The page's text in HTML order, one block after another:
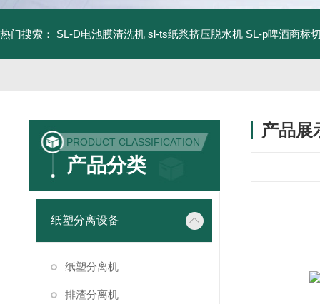
热门搜索： SL-D电池膜清洗机 sl-ts纸浆挤压脱水机 SL-p啤酒商标
PRODUCT CLASSIFICATION
产品分类
纸塑分离设备
纸塑分离机
排渣分离机
产品展